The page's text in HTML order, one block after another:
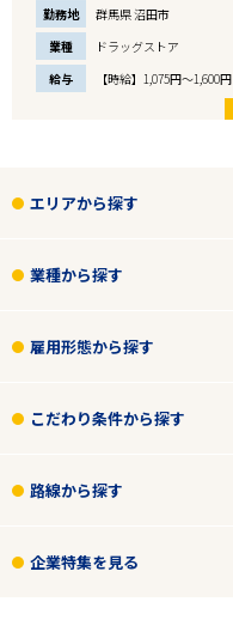
勤務地
群馬県 沼田市
業種
ドラッグストア
給与
【時給】1,075円～1,600円
エリアから探す
業種から探す
雇用形態から探す
こだわり条件から探す
路線から探す
企業特集を見る